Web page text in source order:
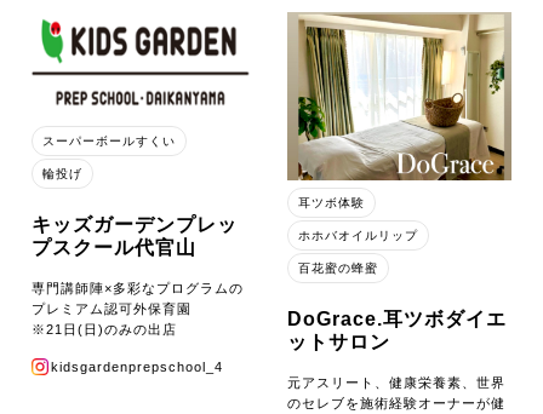
スーパーボールすくい
輪投げ
キッズガーデンプレッ
プスクール代官山
専門講師陣×多彩なプログラムの
プレミアム認可外保育園
※21日(日)のみの出店
kidsgardenprepschool_4
耳ツボ体験
ホホバオイルリップ
百花蜜の蜂蜜
DoGrace.耳ツボダイエ
ットサロン
元アスリート、健康栄養素、世界
のセレブを施術経験オーナーが健